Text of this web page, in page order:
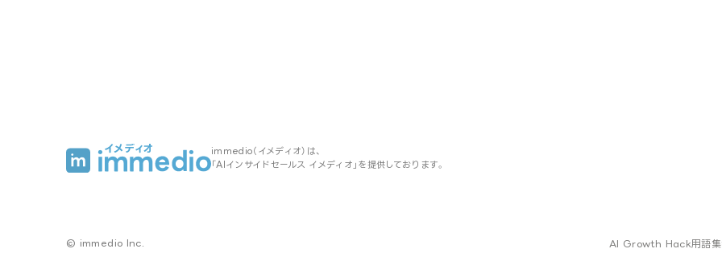
immedio（イメディオ）は、
「AIインサイドセールス イメディオ」を提供しております。
AI Growth Hack用語集
© immedio Inc.